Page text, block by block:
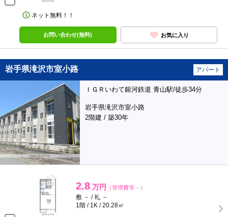
ネット無料！！
お問い合わせ(無料) お気に入り
岩手県滝沢市室小路 アパート
ＩＧＲいわて銀河鉄道 青山駅/徒歩34分
岩手県滝沢市室小路
2階建 / 築30年
2.8 万円 （管理費等－）
敷 － / 礼 －
1階 / 1K / 20.28㎡